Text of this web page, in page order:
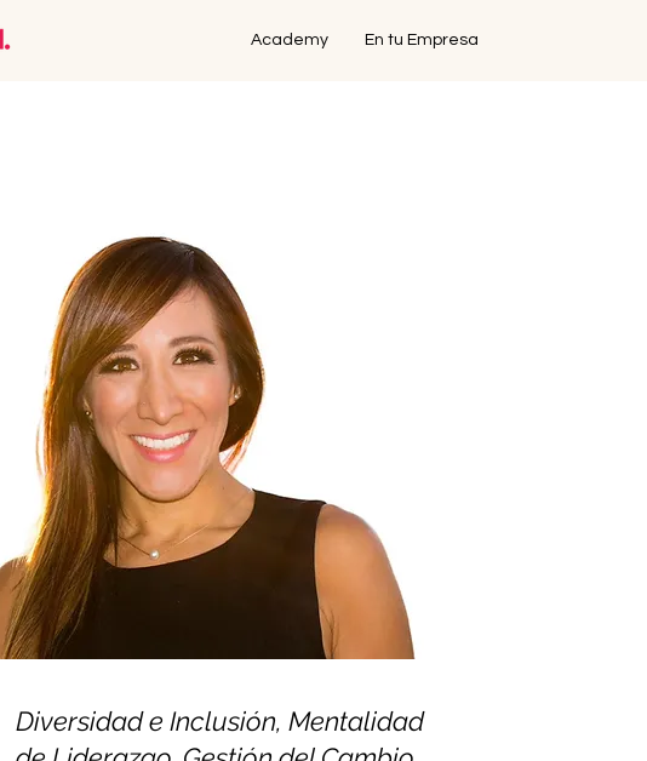
Academy En tu Empresa
Diversidad e Inclusión, Mentalidad